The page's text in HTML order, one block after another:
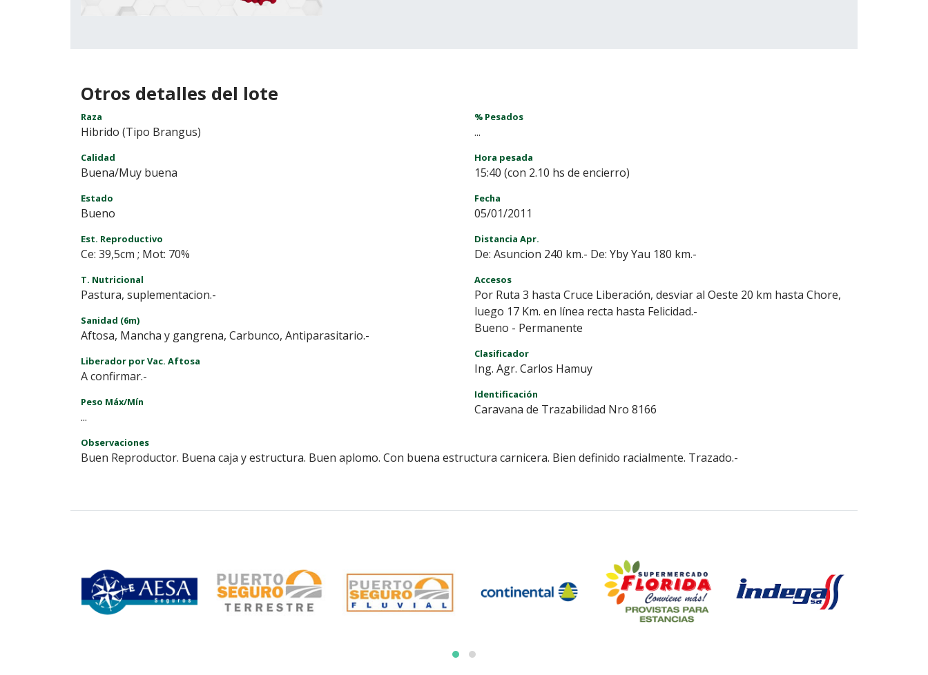
Otros detalles del lote
Raza
Hibrido (Tipo Brangus)
Calidad
Buena/Muy buena
Estado
Bueno
Est. Reproductivo
Ce: 39,5cm ; Mot: 70%
T. Nutricional
Pastura, suplementacion.-
Sanidad (6m)
Aftosa, Mancha y gangrena, Carbunco, Antiparasitario.-
Liberador por Vac. Aftosa
A confirmar.-
Peso Máx/Mín
...
% Pesados
...
Hora pesada
15:40 (con 2.10 hs de encierro)
Fecha
05/01/2011
Distancia Apr.
De: Asuncion 240 km.- De: Yby Yau 180 km.-
Accesos
Por Ruta 3 hasta Cruce Liberación, desviar al Oeste 20 km hasta Chore,
luego 17 Km. en línea recta hasta Felicidad.-
Bueno - Permanente
Clasificador
Ing. Agr. Carlos Hamuy
Identificación
Caravana de Trazabilidad Nro 8166
Observaciones
Buen Reproductor. Buena caja y estructura. Buen aplomo. Con buena estructura carnicera. Bien definido racialmente. Trazado.-